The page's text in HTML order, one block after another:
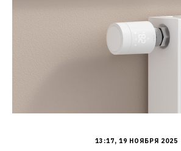
13:17, 19 НОЯБРЯ 2025